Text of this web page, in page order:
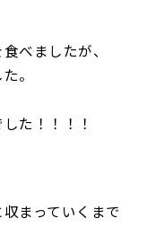
べましたが、
。
た！！！！
まっていくまで